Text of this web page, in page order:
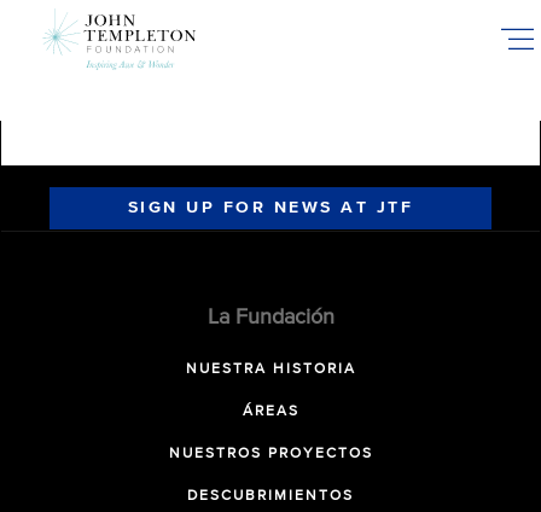
SIGN UP FOR NEWS AT JTF
La Fundación
NUESTRA HISTORIA
ÁREAS
NUESTROS PROYECTOS
DESCUBRIMIENTOS